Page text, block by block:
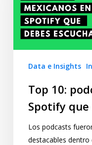
Data e Insights
Top 10:
Spotify que
Los podcasts
destacables